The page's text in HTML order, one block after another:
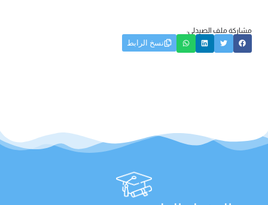
مشاركة ملف الصيدلي:
نسخ الرابط